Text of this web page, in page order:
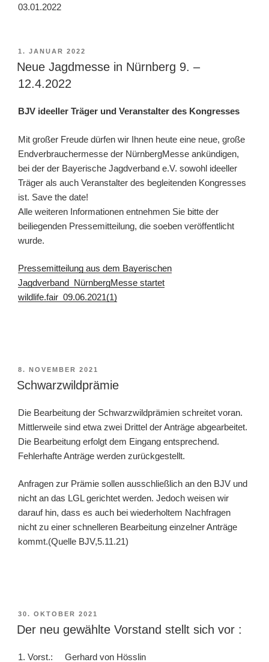
03.01.2022
VERÖFFENTLICHT
AM
1. JANUAR 2022
Neue Jagdmesse in Nürnberg 9. –
12.4.2022
BJV ideeller Träger und Veranstalter des Kongresses
Mit großer Freude dürfen wir Ihnen heute eine neue, große
Endverbrauchermesse der NürnbergMesse ankündigen,
bei der der Bayerische Jagdverband e.V. sowohl ideeller
Träger als auch Veranstalter des begleitenden Kongresses
ist. Save the date!
Alle weiteren Informationen entnehmen Sie bitte der
beiliegenden Pressemitteilung, die soeben veröffentlicht
wurde.
Pressemitteilung aus dem Bayerischen
Jagdverband_NürnbergMesse startet
wildlife.fair_09.06.2021(1)
VERÖFFENTLICHT
AM
8. NOVEMBER 2021
Schwarzwildprämie
Die Bearbeitung der Schwarzwildprämien schreitet voran.
Mittlerweile sind etwa zwei Drittel der Anträge abgearbeitet.
Die Bearbeitung erfolgt dem Eingang entsprechend.
Fehlerhafte Anträge werden zurückgestellt.
Anfragen zur Prämie sollen ausschließlich an den BJV und
nicht an das LGL gerichtet werden. Jedoch weisen wir
darauf hin, dass es auch bei wiederholtem Nachfragen
nicht zu einer schnelleren Bearbeitung einzelner Anträge
kommt.(Quelle BJV,5.11.21)
VERÖFFENTLICHT
AM
30. OKTOBER 2021
Der neu gewählte Vorstand stellt sich vor :
1. Vorst.: Gerhard von Hösslin